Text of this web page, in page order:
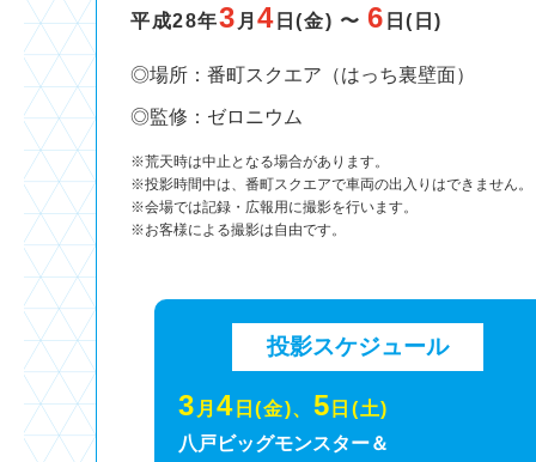
平成28年3 月4 日(金) 〜 6 日(日)
◎場所：番町スクエア（はっち裏壁面）
◎監修：ゼロニウム
※荒天時は中止となる場合があります。
※投影時間中は、番町スクエアで車両の出入りはできません。
※会場では記録・広報用に撮影を行います。
※お客様による撮影は自由です。
投影スケジュール
3 月4 日(金)、 5 日(土)
八戸ビッグモンスター＆